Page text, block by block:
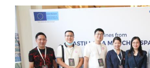
en
absolutos»